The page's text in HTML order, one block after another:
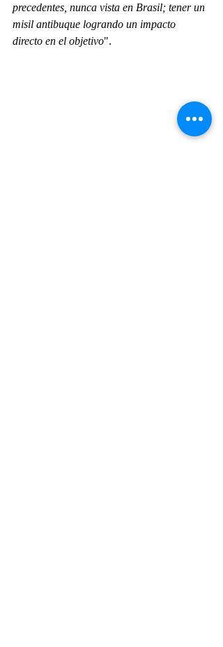
precedentes, nunca vista en Brasil; tener un
misil antibuque logrando un impacto
directo en el objetivo".